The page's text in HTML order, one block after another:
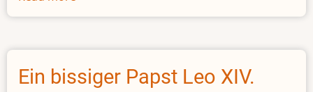
Weiter
Probleme
bei
der
Ein bissiger Papst Leo XIV.